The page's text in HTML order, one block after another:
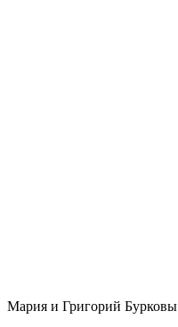
Мария и Григорий Бурковы